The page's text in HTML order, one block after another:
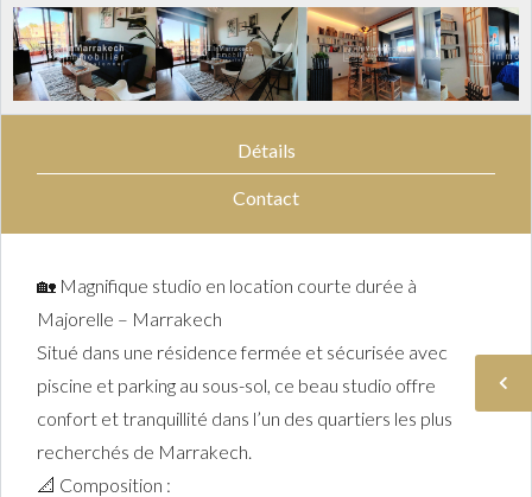
Détails
Contact
🏡 Magnifique studio en location courte durée à
Majorelle – Marrakech
Situé dans une résidence fermée et sécurisée avec
piscine et parking au sous-sol, ce beau studio offre
confort et tranquillité dans l’un des quartiers les plus
recherchés de Marrakech.
📐 Composition :